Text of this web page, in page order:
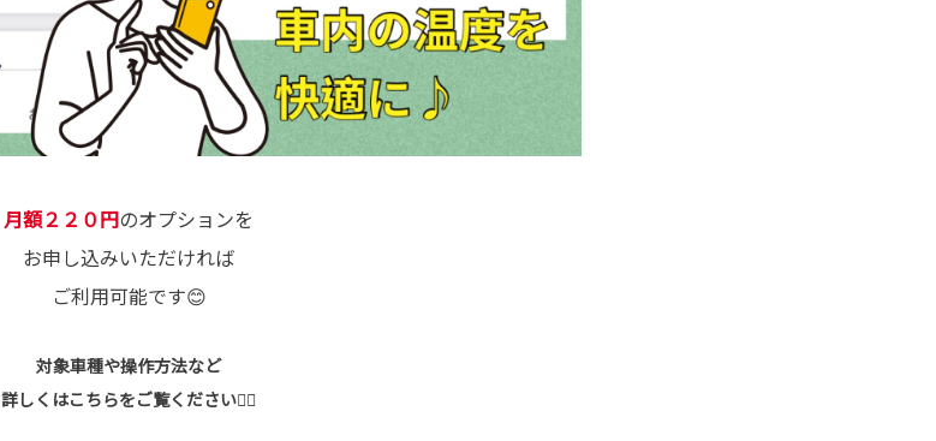
月額２２０円のオプションを
お申し込みいただければ
ご利用可能です😊
対象車種や操作方法など
詳しくはこちらをご覧ください💁‍♀️